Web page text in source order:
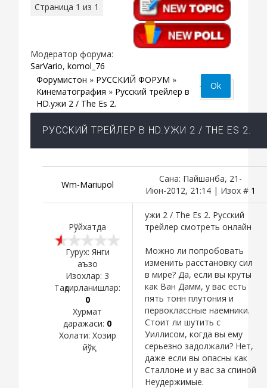
Страница 1 из 1
Модератор форума:
SarVario, komol_76
Форумистон » РУССКИЙ ФОРУМ »
Кинематография » Русский трейлер в
HD.ужи 2 / The Es 2.
РУССКИЙ ТРЕЙЛЕР В HD.УЖИ 2 / THE ES 2.
Wm-Mariupol
Сана: Пайшанба, 21-
Июн-2012, 21:14 | Изох # 1
Рўйхатда
Гурух: Янги
аъзо
Изохлар: 3
Тақдирланишлар:
0
Хурмат
даражаси: 0
Холати: Хозир
йўқ
ужи 2 / The Es 2. Русский
трейлер смотреть онлайн
Можно ли попробовать
изменить расстановку сил
в мире? Да, если вы круты
как Ван Дамм, у вас есть
пять тонн плутония и
первоклассные наемники.
Стоит ли шутить с
Уиллисом, когда вы ему
серьезно задолжали? Нет,
даже если вы опасны как
Сталлоне и у вас за спиной
Неудержимые.